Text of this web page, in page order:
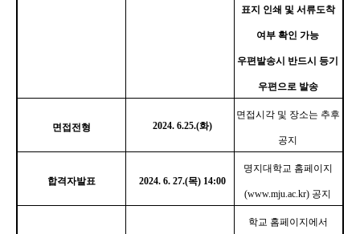
표지 인쇄 및 서류도착
여부 확인 가능
우편발송시 반드시 등기
우편으로 발송
면접전형 2024. 6.25.(화)
면접시각 및 장소는 추후
공지
합격자발표 2024. 6. 27.(목) 14:00
명지대학교 홈페이지
(www.mju.ac.kr) 공지
학교 홈페이지에서